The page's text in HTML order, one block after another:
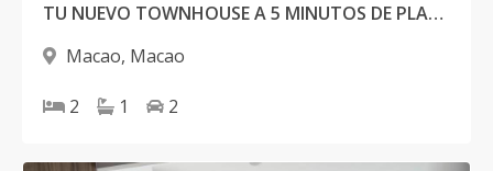
TU NUEVO TOWNHOUSE A 5 MINUTOS DE PLAYA MACAO
Macao, Macao
2 1 2